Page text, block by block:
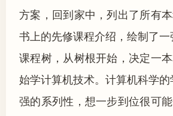
方案，回到家中，列出了所有
书上的先修课程介绍，绘制了一
课程树，从树根开始，决定一
始学计算机技术。计算机科学的
强的系列性，想一步到位很可